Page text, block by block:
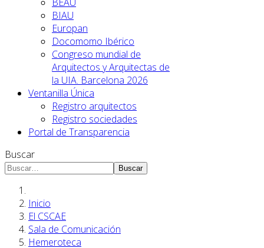
BIAU
Europan
Docomomo Ibérico
Congreso mundial de
Arquitectos y Arquitectas de
la UIA. Barcelona 2026
Ventanilla Única
Registro arquitectos
Registro sociedades
Portal de Transparencia
Buscar
Buscar
Inicio
El CSCAE
Sala de Comunicación
Hemeroteca